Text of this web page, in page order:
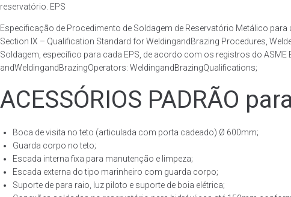
reservatório. EPS
Especificação de Procedimento de Soldagem de Reservatório Metálico
Section IX – Qualification Standard for WeldingandBrazing Procedures,
Soldagem, específico para cada EPS, de acordo com os registros do
andWeldingandBrazingOperators: WeldingandBrazingQualifications;
ACESSÓRIOS PADRÃO
Boca de visita no teto (articulada com porta cadeado) Ø 600mm;
Guarda corpo no teto;
Escada interna fixa para manutenção e limpeza;
Escada externa do tipo marinheiro com guarda corpo;
Suporte de para raio, luz piloto e suporte de boia elétrica;